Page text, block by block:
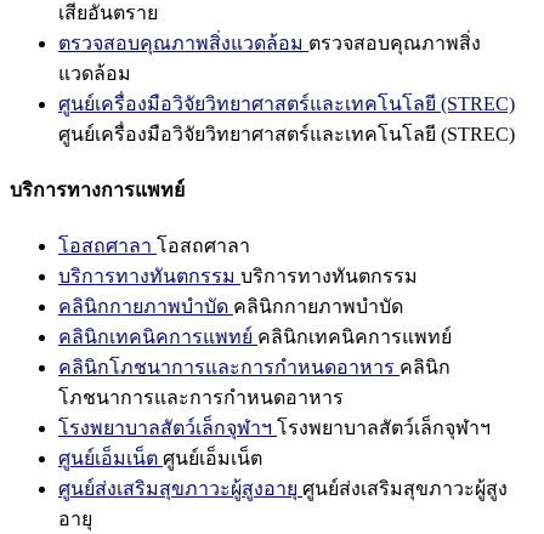
เสียอันตราย
ตรวจสอบคุณภาพสิ่งแวดล้อม ตรวจสอบคุณภาพสิ่ง
แวดล้อม
ศูนย์เครื่องมือวิจัยวิทยาศาสตร์และเทคโนโลยี (STREC)
ศูนย์เครื่องมือวิจัยวิทยาศาสตร์และเทคโนโลยี (STREC)
บริการทางการแพทย์
โอสถศาลา โอสถศาลา
บริการทางทันตกรรม บริการทางทันตกรรม
คลินิกกายภาพบำบัด คลินิกกายภาพบำบัด
คลินิกเทคนิคการแพทย์ คลินิกเทคนิคการแพทย์
คลินิกโภชนาการและการกำหนดอาหาร คลินิก
โภชนาการและการกำหนดอาหาร
โรงพยาบาลสัตว์เล็กจุฬาฯ โรงพยาบาลสัตว์เล็กจุฬาฯ
ศูนย์เอ็มเน็ต ศูนย์เอ็มเน็ต
ศูนย์ส่งเสริมสุขภาวะผู้สูงอายุ ศูนย์ส่งเสริมสุขภาวะผู้สูง
อายุ